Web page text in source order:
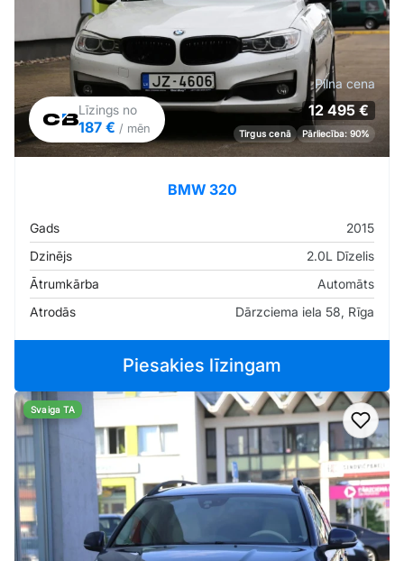
Līzings no
187 € / mēn
Pilna cena
12 495 €
Tirgus cenā Pārliecība: 90%
BMW 320
Gads
2015
Dzinējs
2.0L Dīzelis
Ātrumkārba
Automāts
Atrodās
Dārzciema iela 58, Rīga
Piesakies līzingam
Svaiga TA